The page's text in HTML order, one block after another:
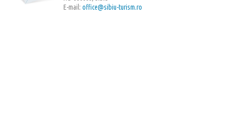
E-mail: office@sibiu-turism.ro